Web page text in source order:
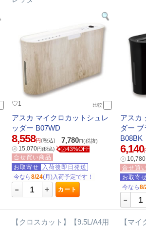
♡1 比較
アスカ マイクロカットシュレ
ッダー B07WD
8,558円(税込) 7,780円(税抜)
㋱ 15,070円(税込) ㋱43%OFF
合せ買い商品
お取寄せ
入荷後即日発送
今なら8/24(月)入荷予定です！
- + カート
アスカ
ダー
B08BK
6,140
㋱ 10,780
合せ買
お取寄
今なら8/
-
【クロスカット】【9.5L/A4用
【マイ